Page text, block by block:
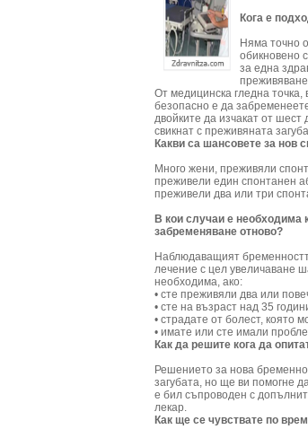
Кога е
Няма точно
обикновено
за една
От медицинска гледна
безопасно е да
двойките да изчакат от
свикнат с преживяната
Какви са шансовете за нов
Много жени, преживяли
преживели един спонтанен
преживели два или три
В кои случаи е необходима
забременяване отново?
Наблюдаващият
лечение с цел увеличаване
необходима, ако:
• сте преживяли два или
• сте на възраст над 35
• страдате от болест, която
• имате или сте имали
Как да решите кога да
Решението за нова
загубата, но ще ви помогне
е бил съпроводен с
лекар.
Как ще се чувствате по